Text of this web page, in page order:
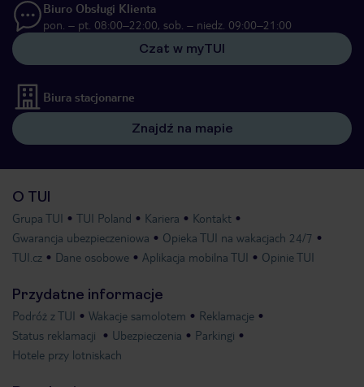
Biuro Obsługi Klienta
pon. – pt. 08:00–22:00, sob. – niedz. 09:00–21:00
Czat w myTUI
Biura stacjonarne
Znajdź na mapie
O TUI
Grupa TUI TUI Poland Kariera
Kontakt
Gwarancja ubezpieczeniowa
Opieka TUI na wakacjach 24/7
TUI.cz
Dane osobowe Aplikacja mobilna TUI Opinie TUI
Przydatne informacje
Podróż z TUI Wakacje samolotem
Reklamacje
Status reklamacji
Ubezpieczenia
Parkingi
Hotele przy lotniskach